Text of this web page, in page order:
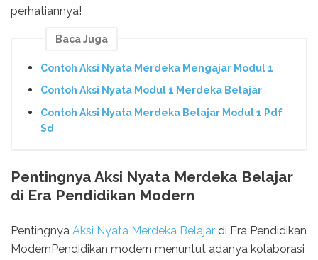
perhatiannya!
Baca Juga
Contoh Aksi Nyata Merdeka Mengajar Modul 1
Contoh Aksi Nyata Modul 1 Merdeka Belajar
Contoh Aksi Nyata Merdeka Belajar Modul 1 Pdf
Sd
Pentingnya Aksi Nyata Merdeka Belajar
di Era Pendidikan Modern
Pentingnya Aksi Nyata Merdeka Belajar di Era Pendidikan
ModernPendidikan modern menuntut adanya kolaborasi